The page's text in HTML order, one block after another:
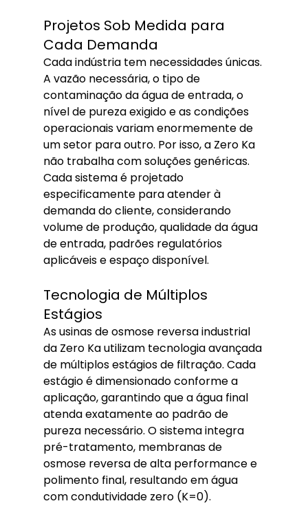
Projetos Sob Medida para
Cada Demanda
Cada indústria tem necessidades únicas.
A vazão necessária, o tipo de
contaminação da água de entrada, o
nível de pureza exigido e as condições
operacionais variam enormemente de
um setor para outro. Por isso, a Zero Ka
não trabalha com soluções genéricas.
Cada sistema é projetado
especificamente para atender à
demanda do cliente, considerando
volume de produção, qualidade da água
de entrada, padrões regulatórios
aplicáveis e espaço disponível.
Tecnologia de Múltiplos
Estágios
As usinas de osmose reversa industrial
da Zero Ka utilizam tecnologia avançada
de múltiplos estágios de filtração. Cada
estágio é dimensionado conforme a
aplicação, garantindo que a água final
atenda exatamente ao padrão de
pureza necessário. O sistema integra
pré-tratamento, membranas de
osmose reversa de alta performance e
polimento final, resultando em água
com condutividade zero (K=0).